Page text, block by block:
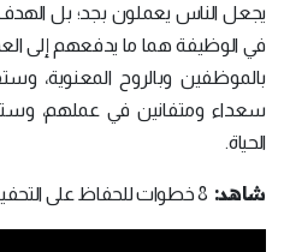
يجعل الناس يعملون بجد؛ بل
في الوظيفة هما ما يدفعهم إلى
بالموظفين وبالروح المعنوية،
سعداء ومتفانين في عملهم،
الحياة.
شاهد: 8 خطوات للحفاظ على التحفيز الذاتي حتى في الأوقات الصعبة